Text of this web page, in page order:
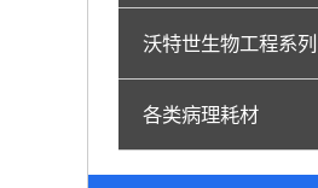
沃特世生物工程系列
各类病理耗材